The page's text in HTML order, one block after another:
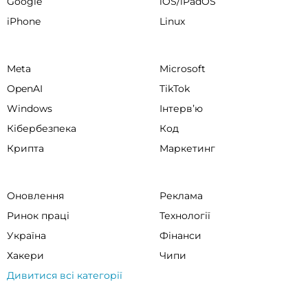
iPhone
Linux
Meta
Microsoft
OpenAI
TikTok
Windows
Інтервʼю
Кібербезпека
Код
Крипта
Маркетинг
Оновлення
Реклама
Ринок праці
Технології
Україна
Фінанси
Хакери
Чипи
Дивитися всі категорії